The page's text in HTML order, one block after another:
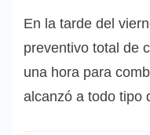
En la tarde del
preventivo total de
una hora para
alcanzó a todo